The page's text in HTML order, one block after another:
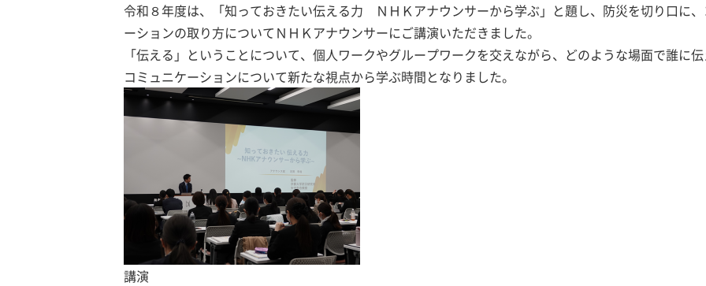
令和８年度は、「知っておきたい伝える力 ＮＨＫアナウンサーから学ぶ」と題し、防災を切り口に
ーションの取り方についてＮＨＫアナウンサーにご講演いただきました。
「伝える」ということについて、個人ワークやグループワークを交えながら、どのような場面で誰に伝
コミュニケーションについて新たな視点から学ぶ時間となりました。
講演